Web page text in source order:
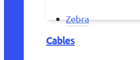
Zebra
Cables